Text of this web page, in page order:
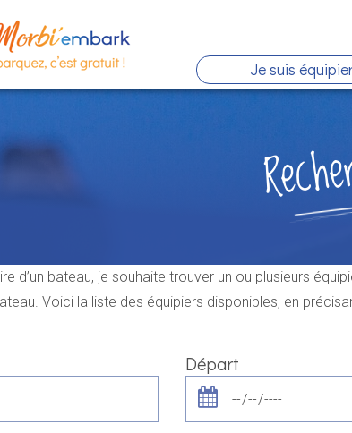
Je suis
d’un bateau, je souhaite trouver un ou plusieurs
Voici la liste des équipiers disponibles, en
Départ